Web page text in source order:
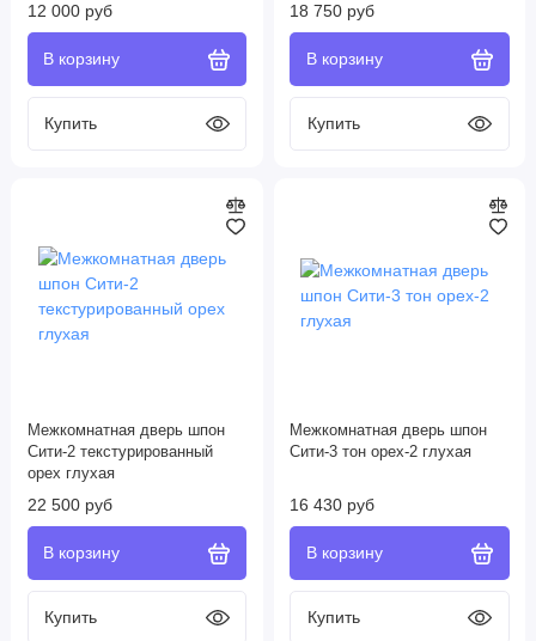
12 000 руб 18 750 руб
Межкомнатная дверь шпон
Сити-2 текстурированный
орех глухая
22 500 руб
Межкомнатная дверь шпон
Сити-3 тон орех-2 глухая
16 430 руб